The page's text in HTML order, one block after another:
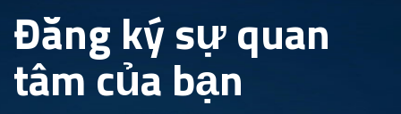
Đăng ký sự quan
tâm của bạn